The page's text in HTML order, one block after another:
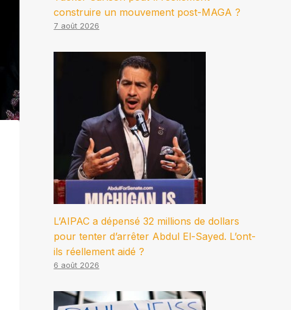
construire un mouvement post-MAGA ?
7 août 2026
L’AIPAC a dépensé 32 millions de dollars
pour tenter d’arrêter Abdul El-Sayed. L’ont-
ils réellement aidé ?
6 août 2026